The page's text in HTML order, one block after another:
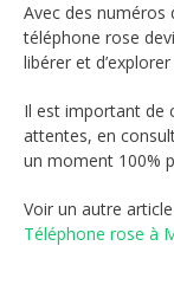
Avec des numéros
téléphone rose
libérer et
Il est important de
attentes, en
un moment 100%
Voir un autre
Téléphone rose à